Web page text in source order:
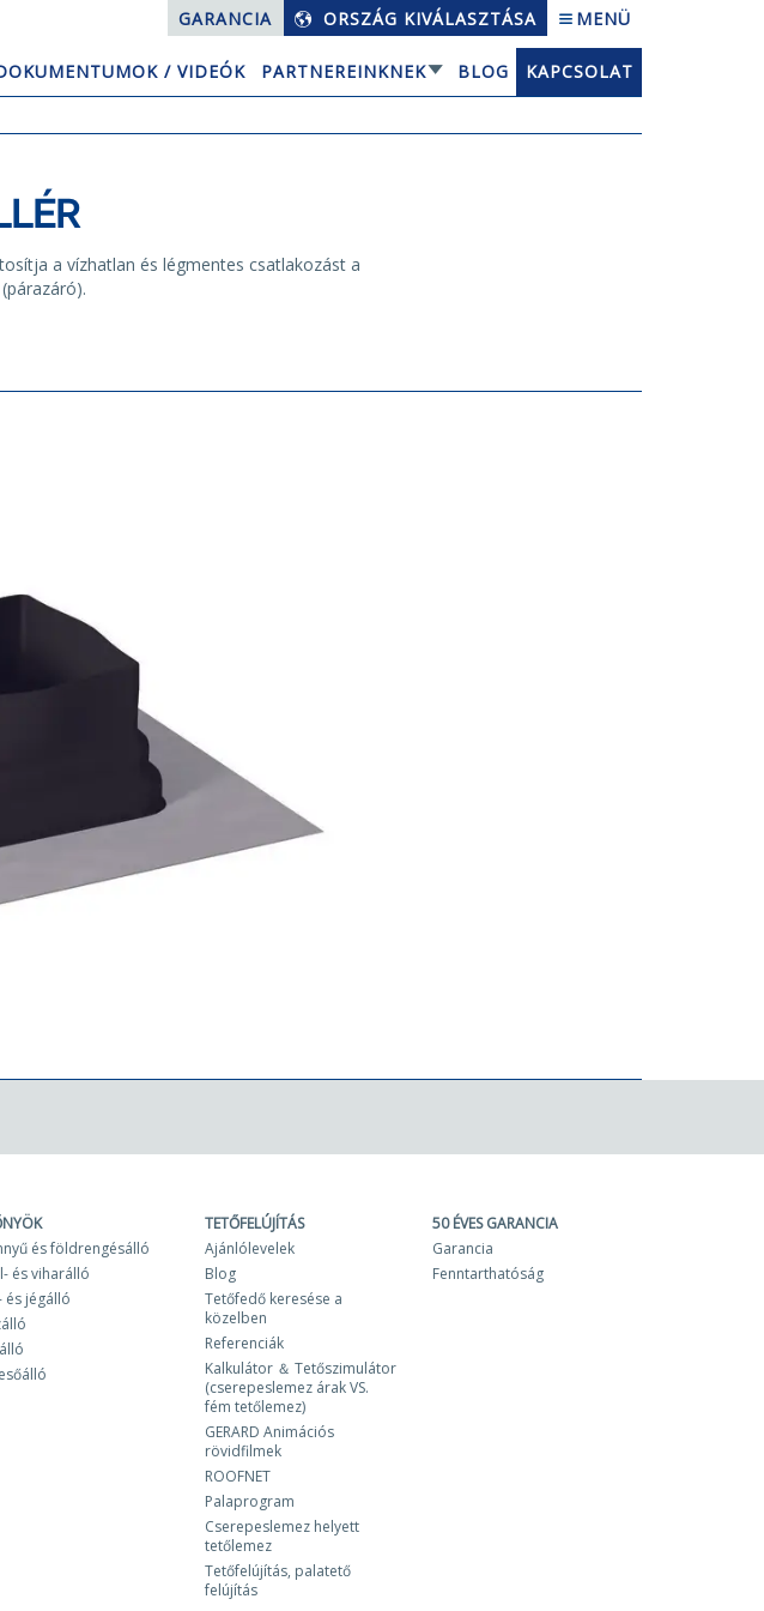
GARANCIA ORSZÁG KIVÁLASZTÁSA MENÜ
/ VIDEÓK PARTNEREINKNEK BLOG
KAPCSOLAT
a vízhatlan és légmentes csatlakozást a
és földrengésálló
és viharálló
és jégálló
TETŐFELÚJÍTÁS
Ajánlólevelek
Blog
Tetőfedő keresése a
közelben
Referenciák
Kalkulátor ＆ Tetőszimulátor
(cserepeslemez árak VS.
fém tetőlemez)
GERARD Animációs
rövidfilmek
ROOFNET
Palaprogram
Cserepeslemez helyett
tetőlemez
Tetőfelújítás, palatető
felújítás
50 ÉVES GARANCIA
Garancia
Fenntarthatóság